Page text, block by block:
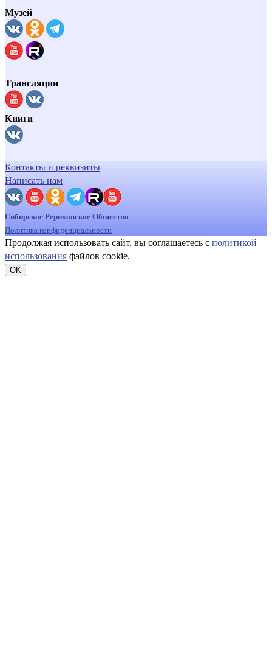
Музей
Трансляции
Книги
Контакты и реквизиты
Написать нам
Сибирское Рериховское Общество
Политика конфиденциальности
Продолжая использовать сайт, вы соглашаетесь с политикой
использования файлов cookie.
OK